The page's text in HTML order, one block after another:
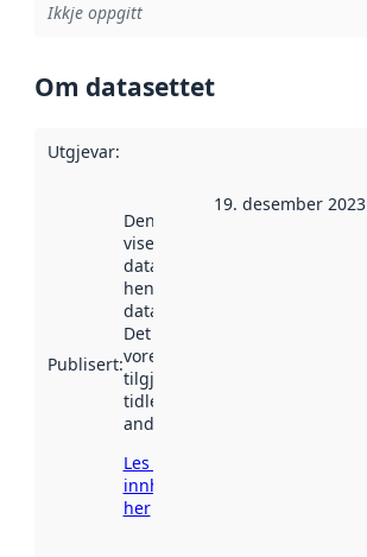
Ikkje oppgitt
Om datasettet
Utgjevar:
Publisert:
Denne datoen
viser når
datasettet vart
henta inn av
data.norge.no.
Det kan ha
vore
tilgjengeleg
tidlegare
andre stader.
Les meir om
innhenting
her
19. desember 2023